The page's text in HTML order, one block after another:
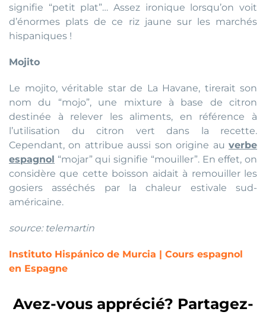
signifie “petit plat”… Assez ironique lorsqu’on voit
d’énormes plats de ce riz jaune sur les marchés
hispaniques !
Mojito
Le mojito, véritable star de La Havane, tirerait son
nom du “mojo”, une mixture à base de citron
destinée à relever les aliments, en référence à
l’utilisation du citron vert dans la recette.
Cependant, on attribue aussi son origine au verbe
espagnol “mojar” qui signifie “mouiller”. En effet, on
considère que cette boisson aidait à remouiller les
gosiers asséchés par la chaleur estivale sud-
américaine.
source: telemartin
Instituto Hispánico de Murcia | Cours espagnol
en Espagne
Avez-vous apprécié? Partagez-